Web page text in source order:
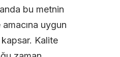
bu metnin
uygun
Kalite